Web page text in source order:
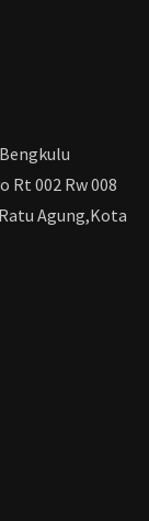
Rt 002 Rw 008
Agung,Kota